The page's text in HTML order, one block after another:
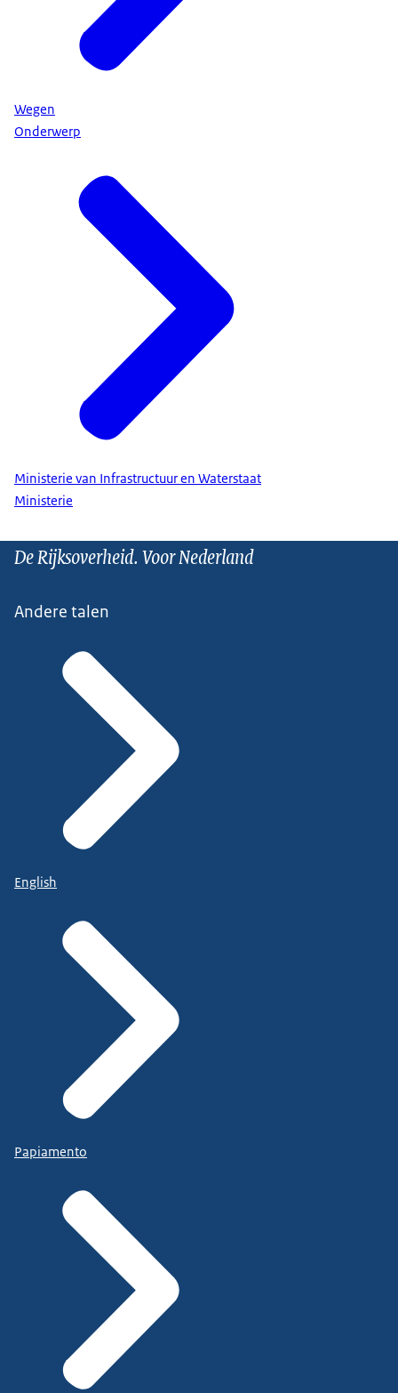
Wegen
Onderwerp
Ministerie van Infrastructuur en Waterstaat
Ministerie
De Rijksoverheid. Voor Nederland
Andere talen
English
Papiamento